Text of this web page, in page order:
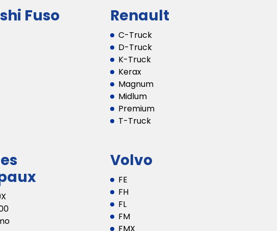
Fuso Renault
C-Truck
D-Truck
K-Truck
Kerax
Magnum
Midlum
Premium
T-Truck
Volvo
FE
FH
FL
FM